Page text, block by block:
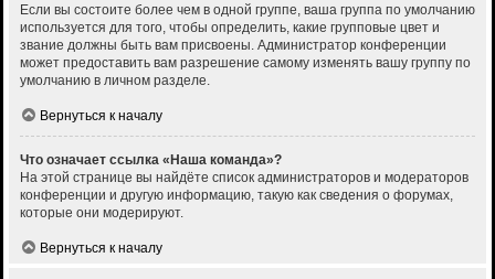
Если вы состоите более чем в одной группе, ваша группа по умолчанию
используется для того, чтобы определить, какие групповые цвет и
звание должны быть вам присвоены. Администратор конференции
может предоставить вам разрешение самому изменять вашу группу по
умолчанию в личном разделе.
Вернуться к началу
Что означает ссылка «Наша команда»?
На этой странице вы найдёте список администраторов и модераторов
конференции и другую информацию, такую как сведения о форумах,
которые они модерируют.
Вернуться к началу